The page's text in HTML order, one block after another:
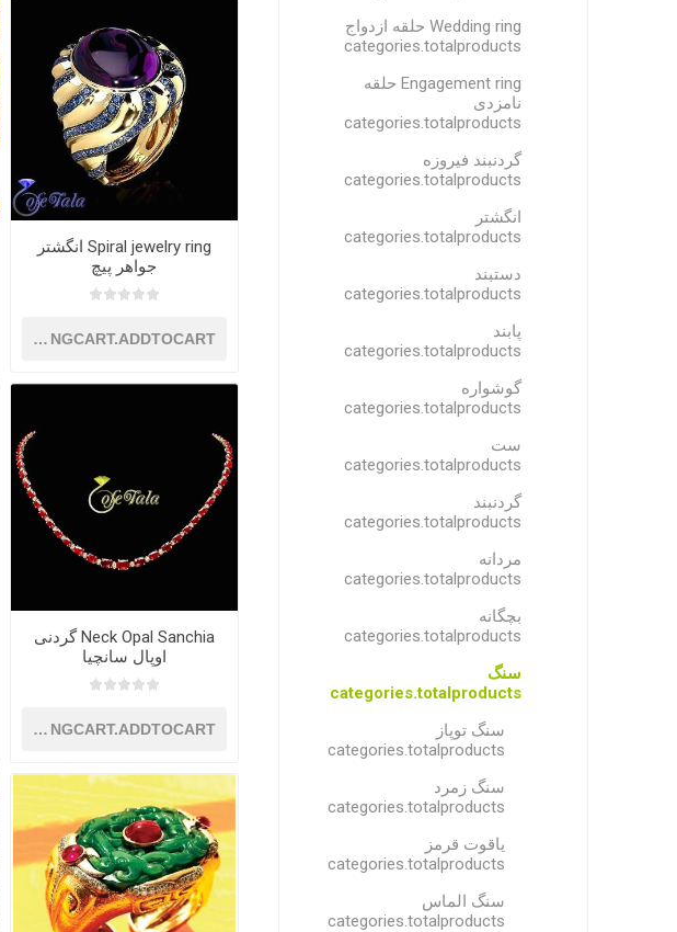
Spiral jewelry ring انگشتر
جواهر پیچ
SHOPPINGCART.ADDTOCART
Neck Opal Sanchia گردنی
اوپال سانچیا
SHOPPINGCART.ADDTOCART
Wedding ring حلقه ازدواج
categories.totalproducts
Engagement ring حلقه
نامزدی
categories.totalproducts
گردنبند فیروزه
categories.totalproducts
انگشتر
categories.totalproducts
دستبند
categories.totalproducts
پابند
categories.totalproducts
گوشواره
categories.totalproducts
ست
categories.totalproducts
گردنبند
categories.totalproducts
مردانه
categories.totalproducts
بچگانه
categories.totalproducts
سنگ
categories.totalproducts
سنگ توپاز
categories.totalproducts
سنگ زمرد
categories.totalproducts
یاقوت قرمز
categories.totalproducts
سنگ الماس
categories.totalproducts